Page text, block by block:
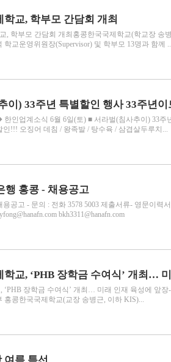
교, 학부모 간담회 개최
, 학부모 간담회 개최홍콩한국국제학교(학교장 송
학교운영위원장(Supervisor) 및 학부모 13명과 함께
인업계소식 6월 6일(토) ■ 서라벌(침사추이) 33주
인!!! 오징어 데침 / 왕족발 / 탕수육 / 삼겹살두루치...
행 홍콩 - 채용공고
공고 - 문의 : 전화 3578 5003 제출서류- 영문이력
bkh3311@hanafn.com
‘PHB 장학금 수여식’ 개최… 미래 인재 육성에 앞장
홍콩한국국제학교(교장 송병근, 이하 KIS)...